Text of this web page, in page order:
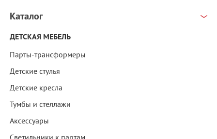
Каталог
ДЕТСКАЯ МЕБЕЛЬ
Парты-трансформеры
Детские стулья
Детские кресла
Тумбы и стеллажи
Аксессуары